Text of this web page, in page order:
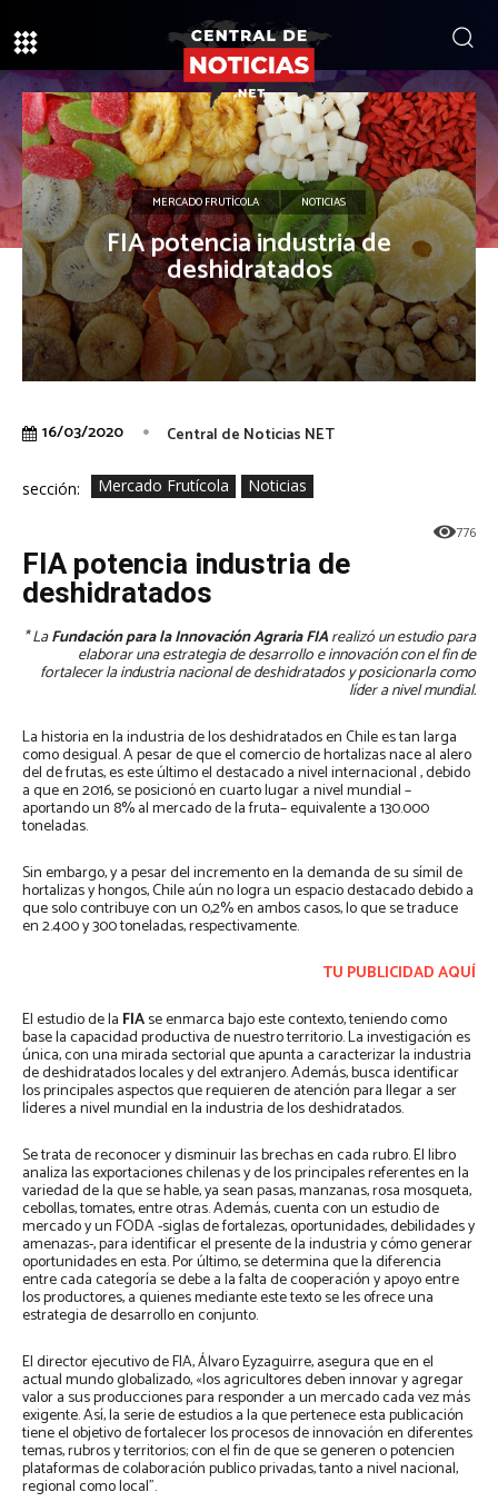
MERCADO FRUTÍCOLA NOTICIAS
FIA potencia industria de
deshidratados
16/03/2020 Central de Noticias NET
sección: Mercado Frutícola Noticias
776
FIA potencia industria de
deshidratados
* LaFundación para la Innovación Agraria FIArealizó un estudio para
elaborar una estrategia de desarrollo e innovación con el fin de
fortalecer la industria nacional de deshidratados y posicionarla como
líder a nivel mundial.
La historia en la industria de los deshidratados en Chile es tan larga
como desigual. A pesar de que el comercio de hortalizas nace al alero
del de frutas, es este último el destacado a nivel internacional , debido
a que en 2016, se posicionó en cuarto lugar a nivel mundial –
aportando un 8% al mercado de la fruta– equivalente a 130.000
toneladas.
Sin embargo, y a pesar del incremento en la demanda de su símil de
hortalizas y hongos, Chile aún no logra un espacio destacado debido a
que solo contribuye con un 0,2% en ambos casos, lo que se traduce
en 2.400 y 300 toneladas, respectivamente.
TU PUBLICIDAD AQUÍ
El estudio de la FIAse enmarca bajo este contexto, teniendo como
base la capacidad productiva de nuestro territorio. La investigación es
única, con una mirada sectorial que apunta a caracterizar la industria
de deshidratados locales y del extranjero. Además, busca identificar
los principales aspectos que requieren de atención para llegar a ser
líderes a nivel mundial en la industria de los deshidratados.
Se trata de reconocer y disminuir las brechas en cada rubro. El libro
analiza las exportaciones chilenas y de los principales referentes en la
variedad de la que se hable, ya sean pasas, manzanas, rosa mosqueta,
cebollas, tomates, entre otras. Además, cuenta con un estudio de
mercado y un FODA -siglas de fortalezas, oportunidades, debilidades y
amenazas-, para identificar el presente de la industria y cómo generar
oportunidades en esta. Por último, se determina que la diferencia
entre cada categoría se debe a la falta de cooperación y apoyo entre
los productores, a quienes mediante este texto se les ofrece una
estrategia de desarrollo en conjunto.
El director ejecutivo de FIA, Álvaro Eyzaguirre, asegura que en el
actual mundo globalizado, «los agricultores deben innovar y agregar
valor a sus producciones para responder a un mercado cada vez más
exigente. Así, la serie de estudios a la que pertenece esta publicación
tiene el objetivo de fortalecer los procesos de innovación en diferentes
temas, rubros y territorios; con el fin de que se generen o potencien
plataformas de colaboración publico privadas, tanto a nivel nacional,
regional como local”.